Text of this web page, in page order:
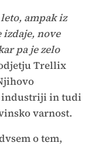
ampak iz
izdaje, nove
pa je zelo
Trellix
industriji in tudi
varnost.
o tem,